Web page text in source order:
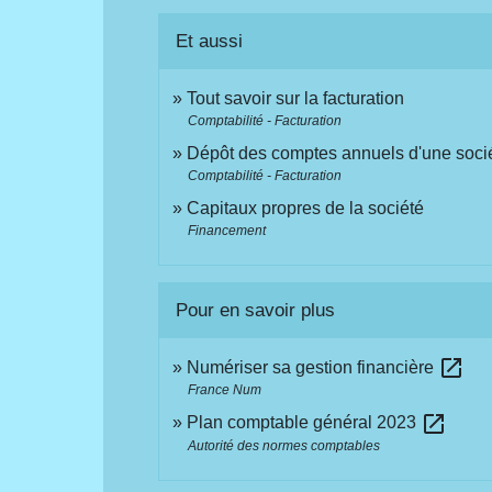
Et aussi
Tout savoir sur la facturation
Comptabilité - Facturation
Dépôt des comptes annuels d'une
Comptabilité - Facturation
Capitaux propres de la société
Financement
Pour en savoir plus
Numériser sa gestion financière open_in_new
France Num
Plan comptable général 2023 open_in_new
Autorité des normes comptables